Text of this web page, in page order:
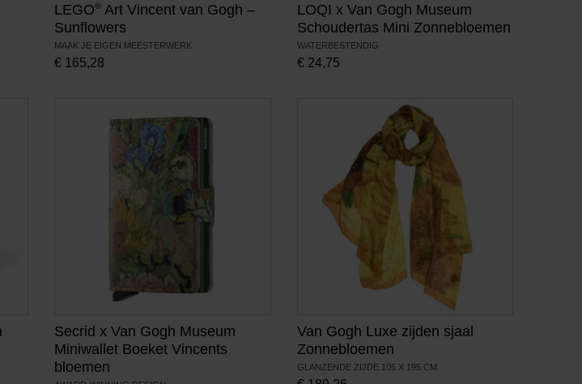
LEGO® Art Vincent van Gogh –
Sunflowers
MAAK JE EIGEN MEESTERWERK
€ 165,28
LOQI x Van Gogh Museum
Schoudertas Mini Zonnebloemen
WATERBESTENDIG
€ 24,75
Secrid x Van Gogh Museum
Miniwallet Boeket Vincents
bloemen
Van Gogh Luxe zijden sjaal
Zonnebloemen
GLANZENDE ZIJDE 105 X 195 CM